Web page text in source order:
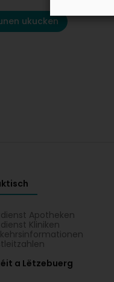
ukucken
Apotheken
Kliniken
a Lëtzebuerg